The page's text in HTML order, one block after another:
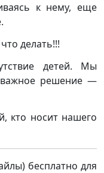
к нему, еще
делать!!!
детей. Мы
решение —
кто носит нашего
бесплатно для